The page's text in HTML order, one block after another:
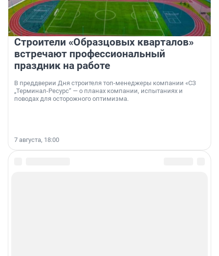
Строители «Образцовых кварталов»
встречают профессиональный
праздник на работе
В преддверии Дня строителя топ-менеджеры компании «СЗ
„Терминал-Ресурс“ — о планах компании, испытаниях и
поводах для осторожного оптимизма.
7 августа, 18:00